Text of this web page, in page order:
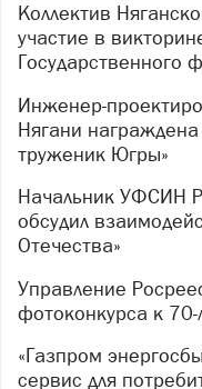
Коллектив Няганского городского суда принял
участие в
Государственного
Инженер-проектировщик Тамара Нохрина из
Нягани
труженик Югры»
Начальник УФСИН России по ХМАО – Югре
обсудил
Отечества»
Управление Росреестра в Югре подводит итоги
фотоконкурса к
«Газпром энергосбыт Тюмень» запустил новый
сервис для